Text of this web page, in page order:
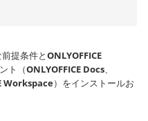
提条件とONLYOFFICE
ト（ONLYOFFICE Docs、
Workspace）をインストールお